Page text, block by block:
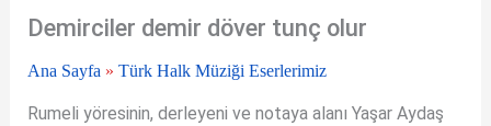
Demirciler demir döver tunç olur
Ana Sayfa » Türk Halk Müziği Eserlerimiz
Rumeli yöresinin, derleyeni ve notaya alanı Yaşar Aydaş